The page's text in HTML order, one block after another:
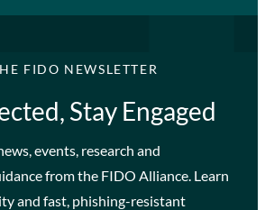
FIDO NEWSLETTER
Stay Engaged
events, research and
from the FIDO Alliance. Learn
and fast, phishing-resistant